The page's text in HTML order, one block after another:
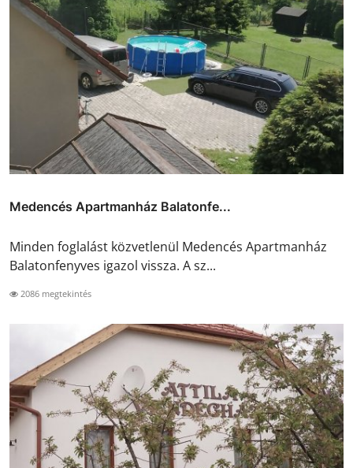
Medencés Apartmanház Balatonfe...
Minden foglalást közvetlenül Medencés Apartmanház
Balatonfenyves igazol vissza. A sz...
2086 megtekintés